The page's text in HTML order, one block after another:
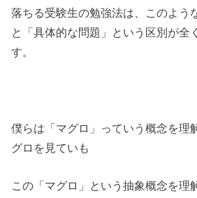
落ちる受験生の勉強法は、このよう
と「具体的な問題」という区別が全
す。
僕らは「マグロ」っていう概念を理
グロを見ていも
この「マグロ」という抽象概念を理